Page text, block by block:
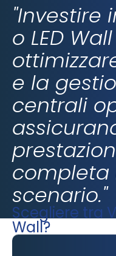
"Investire
o LED
e la
centrali
completa
scenario."
Scegliere tra
Wall?